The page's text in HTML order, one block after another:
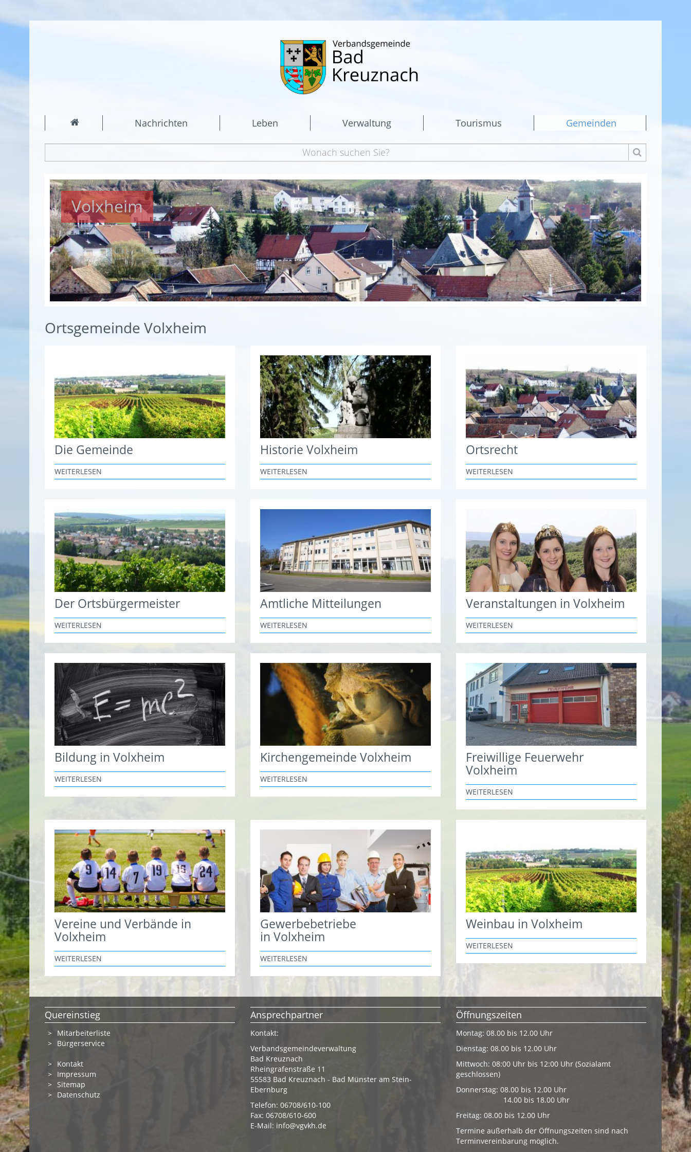
Nachrichten Leben Verwaltung Tourismus Gemeinden
Volxheim
Ortsgemeinde Volxheim
Die Gemeinde
WEITERLESEN
Historie Volxheim
WEITERLESEN
Ortsrecht
WEITERLESEN
Der Ortsbürgermeister
WEITERLESEN
Amtliche Mitteilungen
WEITERLESEN
Veranstaltungen in Volxheim
WEITERLESEN
Bildung in Volxheim
WEITERLESEN
Kirchengemeinde Volxheim
WEITERLESEN
Freiwillige Feuerwehr
Volxheim
WEITERLESEN
Vereine und Verbände in
Volxheim
WEITERLESEN
Gewerbebetriebe
in Volxheim
WEITERLESEN
Weinbau in Volxheim
WEITERLESEN
Quereinstieg
Mitarbeiterliste
Bürgerservice
Kontakt
Impressum
Sitemap
Datenschutz
Ansprechpartner
Kontakt:
Verbandsgemeindeverwaltung
Bad Kreuznach
Rheingrafenstraße 11
55583 Bad Kreuznach - Bad Münster am Stein-
Ebernburg
Telefon: 06708/610-100
Fax: 06708/610-600
E-Mail: info@vgvkh.de
Öffnungszeiten
Montag: 08.00 bis 12.00 Uhr
Dienstag: 08.00 bis 12.00 Uhr
Mittwoch: 08:00 Uhr bis 12:00 Uhr (Sozialamt
geschlossen)
Donnerstag: 08.00 bis 12.00 Uhr
14.00 bis 18.00 Uhr
Freitag: 08.00 bis 12.00 Uhr
Termine außerhalb der Öffnungszeiten sind nach
Terminvereinbarung möglich.